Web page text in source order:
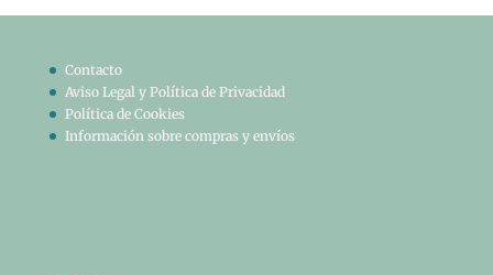
Contacto
Aviso Legal y Política de Privacidad
Política de Cookies
Información sobre compras y envíos